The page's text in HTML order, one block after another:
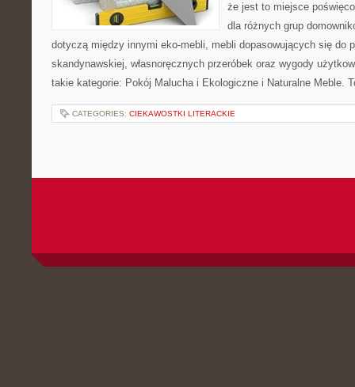
że jest to miejsce
dla różnych grup
dotyczą między innymi eko-mebli, mebli dopasowujących się do
skandynawskiej, własnoręcznych przeróbek oraz wygody
takie kategorie: Pokój Malucha i Ekologiczne i Naturalne Meble.
CATEGORIES: CIEKAWOSTKI LITERACKIE